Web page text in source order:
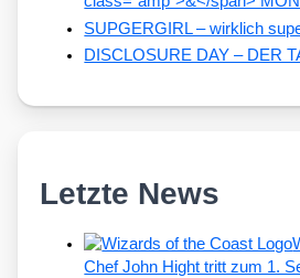
SUPGERGIRL – wirklich
DISCLOSURE DAY – DER
Letzte News
Chef John Hight tritt zum 1.